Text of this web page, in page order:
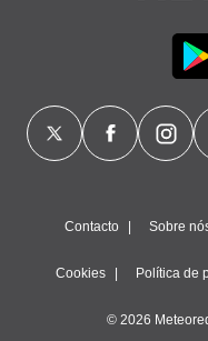
Contacto Sobre
Cookies Política de
© 2026